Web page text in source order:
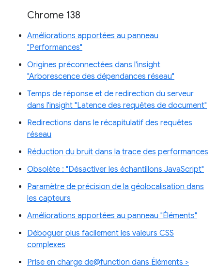
Chrome 138
Améliorations apportées au panneau
"Performances"
Origines préconnectées dans l'insight
"Arborescence des dépendances réseau"
Temps de réponse et de redirection du serveur
dans l'insight "Latence des requêtes de document"
Redirections dans le récapitulatif des requêtes
réseau
Réduction du bruit dans la trace des performances
Obsolète : "Désactiver les échantillons JavaScript"
Paramètre de précision de la géolocalisation dans
les capteurs
Améliorations apportées au panneau "Éléments"
Déboguer plus facilement les valeurs CSS
complexes
Prise en charge de@function dans Éléments >